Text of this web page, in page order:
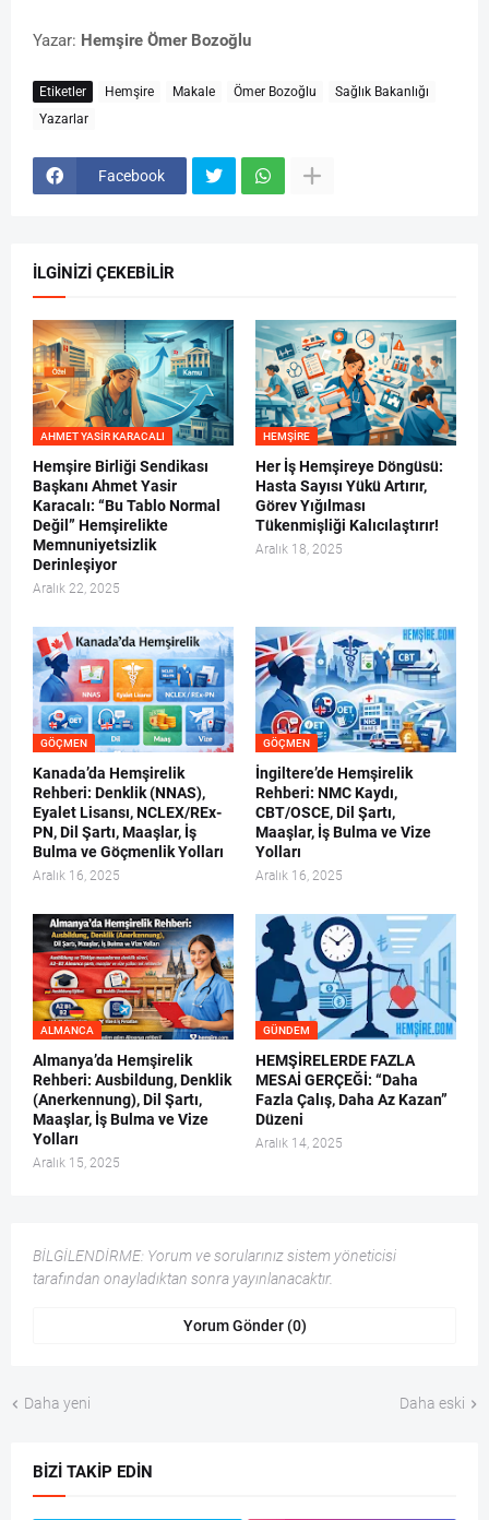
Yazar: Hemşire Ömer Bozoğlu
Etiketler Hemşire Makale Ömer Bozoğlu
Sağlık Bakanlığı
Yazarlar
Facebook
İLGINIZI ÇEKEBILIR
AHMET YASIR KARACALI
Hemşire Birliği Sendikası
Başkanı Ahmet Yasir
Karacalı: “Bu Tablo Normal
Değil” Hemşirelikte
Memnuniyetsizlik
Derinleşiyor
Aralık 22, 2025
HEMŞIRE
Her İş Hemşireye Döngüsü:
Hasta Sayısı Yükü Artırır,
Görev Yığılması
Tükenmişliği Kalıcılaştırır!
Aralık 18, 2025
GÖÇMEN
Kanada’da Hemşirelik
Rehberi: Denklik (NNAS),
Eyalet Lisansı, NCLEX/REx-
PN, Dil Şartı, Maaşlar, İş
Bulma ve Göçmenlik Yolları
Aralık 16, 2025
GÖÇMEN
İngiltere’de Hemşirelik
Rehberi: NMC Kaydı,
CBT/OSCE, Dil Şartı,
Maaşlar, İş Bulma ve Vize
Yolları
Aralık 16, 2025
ALMANCA
Almanya’da Hemşirelik
Rehberi: Ausbildung, Denklik
(Anerkennung), Dil Şartı,
Maaşlar, İş Bulma ve Vize
Yolları
Aralık 15, 2025
GÜNDEM
HEMŞİRELERDE FAZLA
MESAİ GERÇEĞİ: “Daha
Fazla Çalış, Daha Az Kazan”
Düzeni
Aralık 14, 2025
BİLGİLENDİRME: Yorum ve sorularınız sistem yöneticisi
tarafından onayladıktan sonra yayınlanacaktır.
Yorum Gönder (0)
Daha yeni Daha eski
BIZI TAKIP EDIN